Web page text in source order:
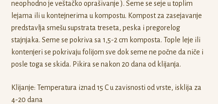
neophodno je veštačko oprašivanje ). Seme se seje u toplim
lejama ili u kontejnerima u kompostu. Kompost za zasejavanje
predstavlja smešu supstrata treseta, peska i pregorelog
stajnjaka. Seme se pokriva sa 1,5-2 cm komposta. Tople leje ili
kontenjeri se pokrivaju folijom sve dok seme ne počne da niče i
posle toga se skida. Pikira se nakon 20 dana od klijanja.
Klijanje: Temperatura iznad 15 C u zavisnosti od vrste, isklija za
4-20 dana